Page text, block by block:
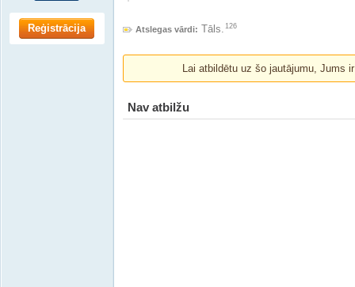
Atslegas vārdi: Tāls. 126
Lai atbildētu uz šo jautājumu, Jums
Nav atbilžu
Reģistrācija